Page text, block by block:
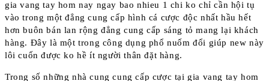
gia vang tay hom nay ngay bao nhieu 1 chi ko chỉ cần hội tụ
vào trong một đẳng cung cấp hình cá cược độc nhất hầu hết
hơn buôn bán lan rộng đẳng cung cấp sáng tỏ mang lại khách
hàng. Đây là một trong công dụng phổ nuốm đổi giúp new này
lôi cuốn được ko hề ít người thân đặt hàng.
Trong số những nhà cung cung cấp cược tại gia vang tay hom